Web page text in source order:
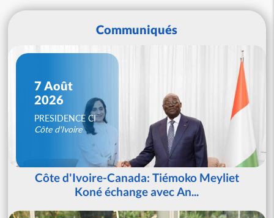
Communiqués
7 Août
2026
PRESIDENCE CI
Côte d'Ivoire
Côte d'Ivoire-Canada: Tiémoko Meyliet
Koné échange avec An...